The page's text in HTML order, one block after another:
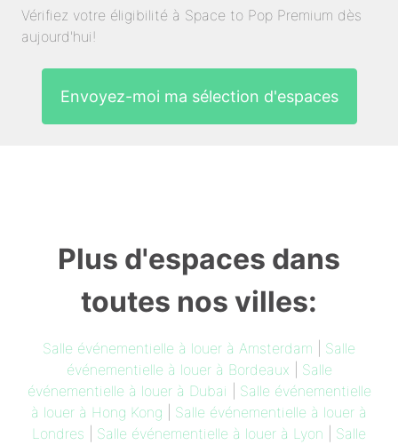
Vérifiez votre éligibilité à Space to Pop Premium dès
aujourd'hui!
Envoyez-moi ma sélection d'espaces
Plus d'espaces dans
toutes nos villes:
Salle événementielle à louer à Amsterdam
Salle
événementielle à louer à Bordeaux
Salle
événementielle à louer à Dubai
Salle événementielle
à louer à Hong Kong
Salle événementielle à louer à
Londres
Salle événementielle à louer à Lyon
Salle